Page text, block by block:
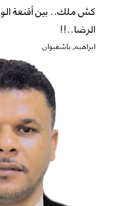
كش ملك.. بين أقنعة
الرضا..!!
ابراهيم باشغيوان